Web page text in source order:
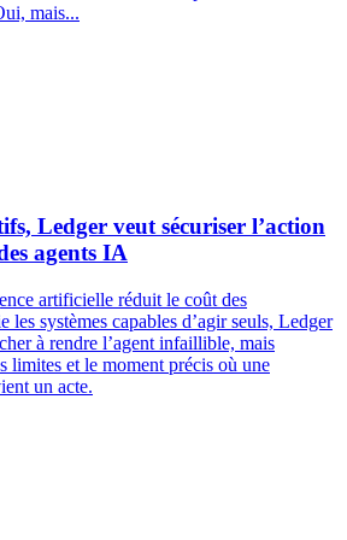
mais...
Ledger veut sécuriser l’action
agents IA
artificielle réduit le coût des
les systèmes capables d’agir seuls, Ledger
à rendre l’agent infaillible, mais
limites et le moment précis où une
un acte.